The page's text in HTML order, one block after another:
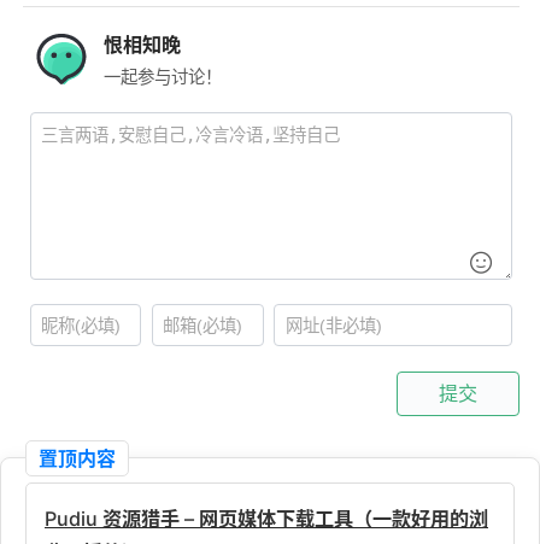
恨相知晚
一起参与讨论！
提交
置顶内容
Pudiu 资源猎手 – 网页媒体下载工具（一款好用的浏